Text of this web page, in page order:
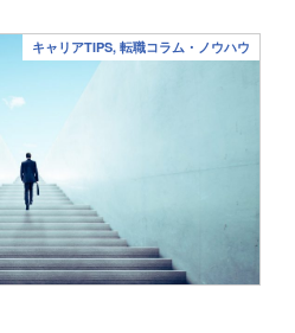
キャリアTIPS, 転職コラム・ノウハウ